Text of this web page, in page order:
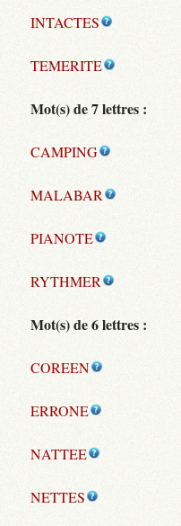
INTACTES
TEMERITE
Mot(s) de 7 lettres :
CAMPING
MALABAR
PIANOTE
RYTHMER
Mot(s) de 6 lettres :
COREEN
ERRONE
NATTEE
NETTES